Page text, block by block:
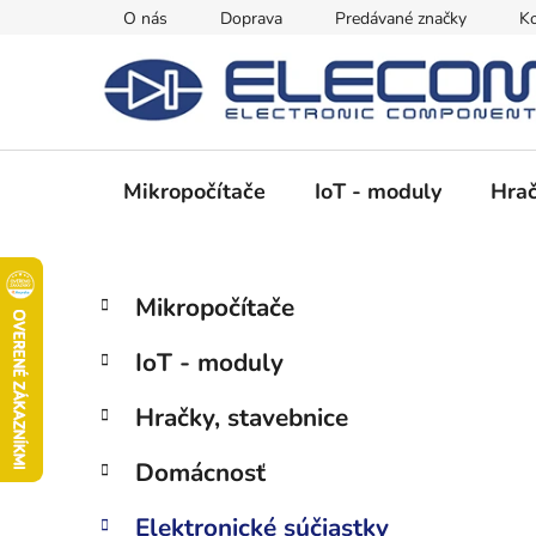
O nás Doprava Predávané značky
Mikropočítače IoT - moduly
B
č
ý
a
n
Preskočiť
kategórie
K
a
e
ó
i
Mikropočítače
IoT - moduly
Hračky, stavebnice
Domácnosť
Elektronické súčiastky